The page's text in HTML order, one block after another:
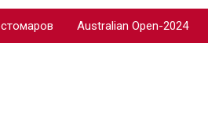
Australian Open-2024